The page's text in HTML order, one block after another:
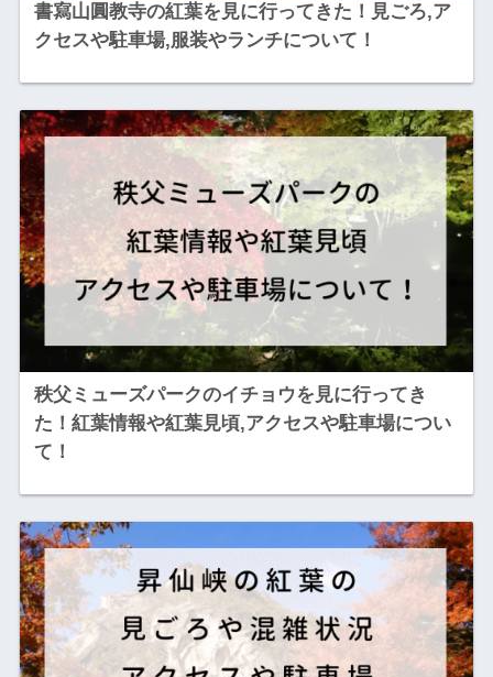
書寫山圓教寺の紅葉を見に行ってきた！見ごろ,ア
クセスや駐車場,服装やランチについて！
秩父ミューズパークのイチョウを見に行ってき
た！紅葉情報や紅葉見頃,アクセスや駐車場につい
て！